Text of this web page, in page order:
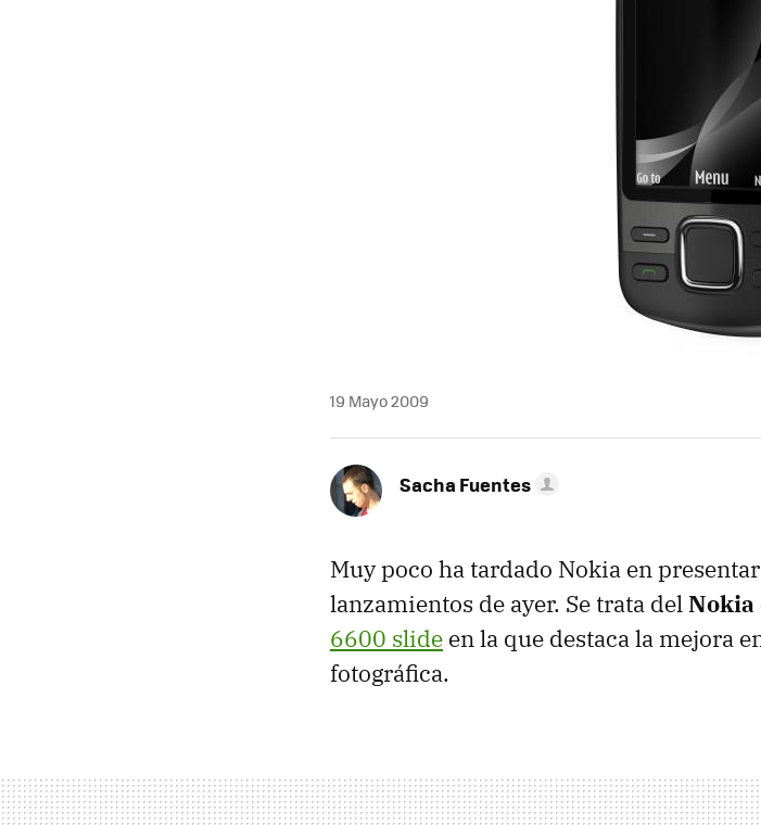
19 Mayo 2009
Sacha Fuentes
Muy poco ha tardado Nokia en
lanzamientos de ayer. Se trata delNokia
6600 slide en la que destaca la mejora
fotográfica.